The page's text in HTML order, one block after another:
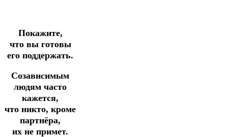
Покажите,
что вы готовы
его поддержать.
Созависимым
людям часто
кажется,
что никто, кроме
партнёра,
их не примет.